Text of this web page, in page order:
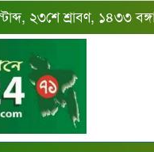
২৩শে শ্রাবণ, ১৪৩৩